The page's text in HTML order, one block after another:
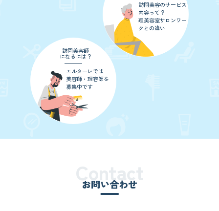
訪問美容のサービス
内容って？
理美容室サロンワー
クとの違い
訪問美容師
になるには？
エルターレでは
美容師・理容師を
募集中です
お問い合わせ
Contact